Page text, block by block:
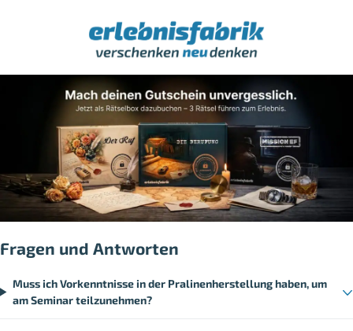
Fragen und Antworten
Muss ich Vorkenntnisse in der Pralinenherstellung haben, um
am Seminar teilzunehmen?